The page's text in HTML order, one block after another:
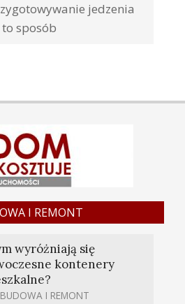
jedzenia
sposób
I REMONT
wyróżniają się
kontenery
BUDOWA I REMONT